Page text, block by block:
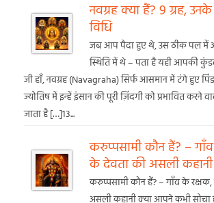
नवग्रह क्या हैं? 9 ग्रह,
विधि
जब आप पैदा हुए थे, उस ठीक पल में
स्थिति में थे – पता है यही आपकी
जी हाँ, नवग्रह (Navagraha) सिर्फ आसमान में टंगे हुए
ज्योतिष में इन्हें इंसान की पूरी ज़िंदगी को प्रभावित करने
जाता है […]13...
करुप्पसामी कौन हैं? –
के देवता की असली कहानी
करुप्पसामी कौन हैं? – गाँव के